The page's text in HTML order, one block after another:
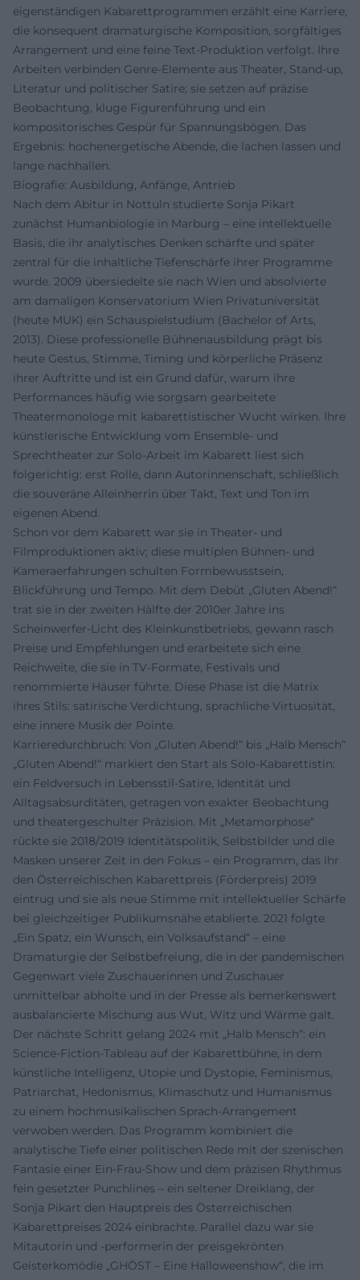
eigenständigen Kabarettprogrammen erzählt eine Karriere,
die konsequent dramaturgische Komposition, sorgfältiges
Arrangement und eine feine Text-Produktion verfolgt. Ihre
Arbeiten verbinden Genre-Elemente aus Theater, Stand-up,
Literatur und politischer Satire; sie setzen auf präzise
Beobachtung, kluge Figurenführung und ein
kompositorisches Gespür für Spannungsbögen. Das
Ergebnis: hochenergetische Abende, die lachen lassen und
lange nachhallen.
Biografie: Ausbildung, Anfänge, Antrieb
Nach dem Abitur in Nottuln studierte Sonja Pikart
zunächst Humanbiologie in Marburg – eine intellektuelle
Basis, die ihr analytisches Denken schärfte und später
zentral für die inhaltliche Tiefenschärfe ihrer Programme
wurde. 2009 übersiedelte sie nach Wien und absolvierte
am damaligen Konservatorium Wien Privatuniversität
(heute MUK) ein Schauspielstudium (Bachelor of Arts,
2013). Diese professionelle Bühnenausbildung prägt bis
heute Gestus, Stimme, Timing und körperliche Präsenz
ihrer Auftritte und ist ein Grund dafür, warum ihre
Performances häufig wie sorgsam gearbeitete
Theatermonologe mit kabarettistischer Wucht wirken. Ihre
künstlerische Entwicklung vom Ensemble- und
Sprechtheater zur Solo-Arbeit im Kabarett liest sich
folgerichtig: erst Rolle, dann Autorinnenschaft, schließlich
die souveräne Alleinherrin über Takt, Text und Ton im
eigenen Abend.
Schon vor dem Kabarett war sie in Theater- und
Filmproduktionen aktiv; diese multiplen Bühnen- und
Kameraerfahrungen schulten Formbewusstsein,
Blickführung und Tempo. Mit dem Debüt „Gluten Abend!“
trat sie in der zweiten Hälfte der 2010er Jahre ins
Scheinwerfer-Licht des Kleinkunstbetriebs, gewann rasch
Preise und Empfehlungen und erarbeitete sich eine
Reichweite, die sie in TV-Formate, Festivals und
renommierte Häuser führte. Diese Phase ist die Matrix
ihres Stils: satirische Verdichtung, sprachliche Virtuosität,
eine innere Musik der Pointe.
Karrieredurchbruch: Von „Gluten Abend!“ bis „Halb Mensch“
„Gluten Abend!“ markiert den Start als Solo-Kabarettistin:
ein Feldversuch in Lebensstil-Satire, Identität und
Alltagsabsurditäten, getragen von exakter Beobachtung
und theatergeschulter Präzision. Mit „Metamorphose“
rückte sie 2018/2019 Identitätspolitik, Selbstbilder und die
Masken unserer Zeit in den Fokus – ein Programm, das ihr
den Österreichischen Kabarettpreis (Förderpreis) 2019
eintrug und sie als neue Stimme mit intellektueller Schärfe
bei gleichzeitiger Publikumsnähe etablierte. 2021 folgte
„Ein Spatz, ein Wunsch, ein Volksaufstand“ – eine
Dramaturgie der Selbstbefreiung, die in der pandemischen
Gegenwart viele Zuschauerinnen und Zuschauer
unmittelbar abholte und in der Presse als bemerkenswert
ausbalancierte Mischung aus Wut, Witz und Wärme galt.
Der nächste Schritt gelang 2024 mit „Halb Mensch“: ein
Science-Fiction-Tableau auf der Kabarettbühne, in dem
künstliche Intelligenz, Utopie und Dystopie, Feminismus,
Patriarchat, Hedonismus, Klimaschutz und Humanismus
zu einem hochmusikalischen Sprach-Arrangement
verwoben werden. Das Programm kombiniert die
analytische Tiefe einer politischen Rede mit der szenischen
Fantasie einer Ein-Frau-Show und dem präzisen Rhythmus
fein gesetzter Punchlines – ein seltener Dreiklang, der
Sonja Pikart den Hauptpreis des Österreichischen
Kabarettpreises 2024 einbrachte. Parallel dazu war sie
Mitautorin und -performerin der preisgekrönten
Geisterkomödie „GHÖST – Eine Halloweenshow“, die im